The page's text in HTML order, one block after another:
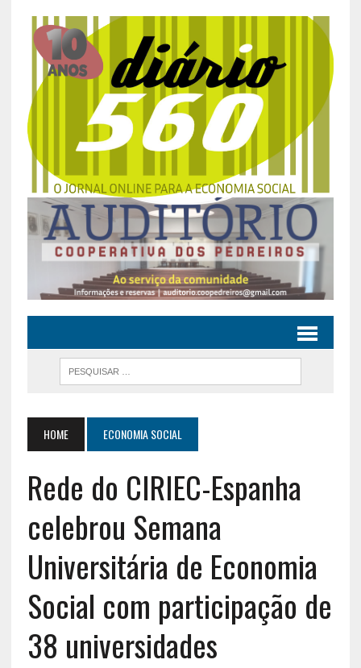
HOME ECONOMIA SOCIAL
Rede do CIRIEC-Espanha
celebrou Semana
Universitária de Economia
Social com participação de
38 universidades